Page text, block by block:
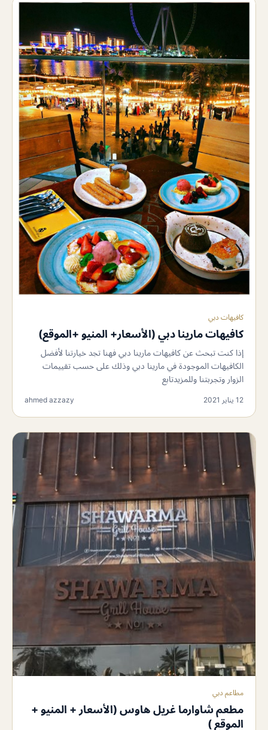
كافيهات دبي
كافيهات مارينا دبي (الأسعار+ المنيو +الموقع)
إذا كنت تبحث عن كافيهات مارينا دبي فهنا تجد خيارتنا لأفضل
الكافيهات الموجودة في مارينا دبي وذلك على حسب تقييمات
الزوار وتجربتنا وللمزيدتابع
12 يناير 2021 ahmed azzazy
مطاعم دبي
مطعم شاوارما غريل هاوس (الأسعار + المنيو +
الموقع )